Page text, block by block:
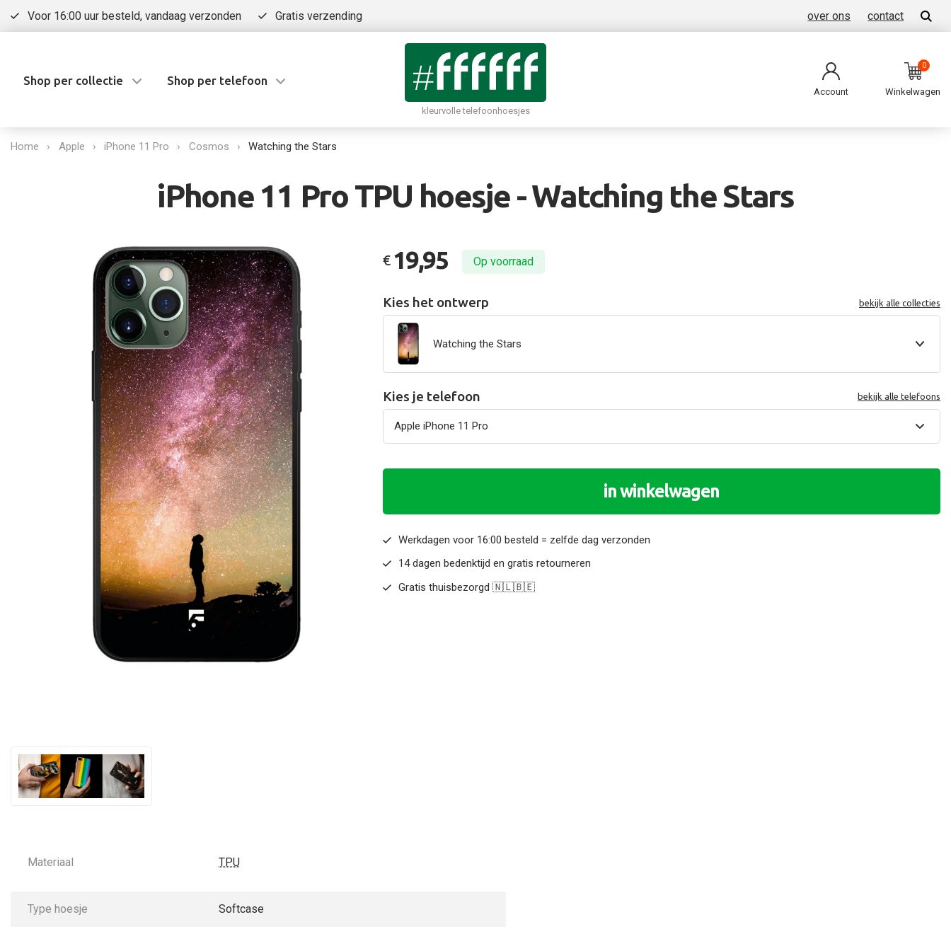
Voor 16:00 uur besteld, vandaag verzonden Gratis verzending over ons contact
Shop per collectie Shop per telefoon
kleurvolle telefoonhoesjes
Account
0
Winkelwagen
Home Apple iPhone 11 Pro Cosmos Watching the Stars
iPhone 11 Pro TPU hoesje - Watching the Stars
€ 19,95 Op voorraad
Kies het ontwerp bekijk alle collecties
Watching the Stars
Kies je telefoon bekijk alle telefoons
in winkelwagen
Werkdagen voor 16:00 besteld = zelfde dag verzonden
14 dagen bedenktijd en gratis retourneren
Gratis thuisbezorgd 🇳🇱🇧🇪
Materiaal TPU
Type hoesje Softcase